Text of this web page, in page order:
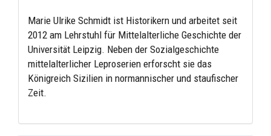
Marie Ulrike Schmidt ist Historikern und arbeitet seit
2012 am Lehrstuhl für Mittelalterliche Geschichte der
Universität Leipzig. Neben der Sozialgeschichte
mittelalterlicher Leproserien erforscht sie das
Königreich Sizilien in normannischer und staufischer
Zeit.